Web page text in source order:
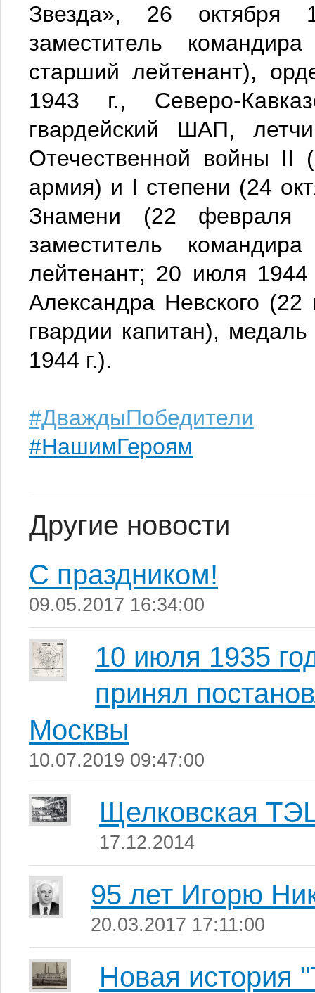
Звезда», 26
заместитель
старший лейтенант),
1943 г., Северо-
гвардейский ШАП,
Отечественной войны II
армия) и I степени (24
Знамени (22 февраля
заместитель
лейтенант; 20 июля
Александра Невского
гвардии капитан),
1944 г.).
#ДваждыПобедители
#НашимГероям
Другие новости
С праздником!
09.05.2017 16:34:00
10 июля 1935
принял
Москвы
10.07.2019 09:47:00
Щелковская
17.12.2014
95 лет Игорю
20.03.2017 17:11:00
Новая история